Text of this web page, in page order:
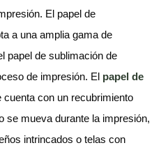
El papel de
a una amplia gama de
papel de sublimación de
de impresión. El papel de
cuenta con un recubrimiento
se mueva durante la impresión,
intrincados o telas con